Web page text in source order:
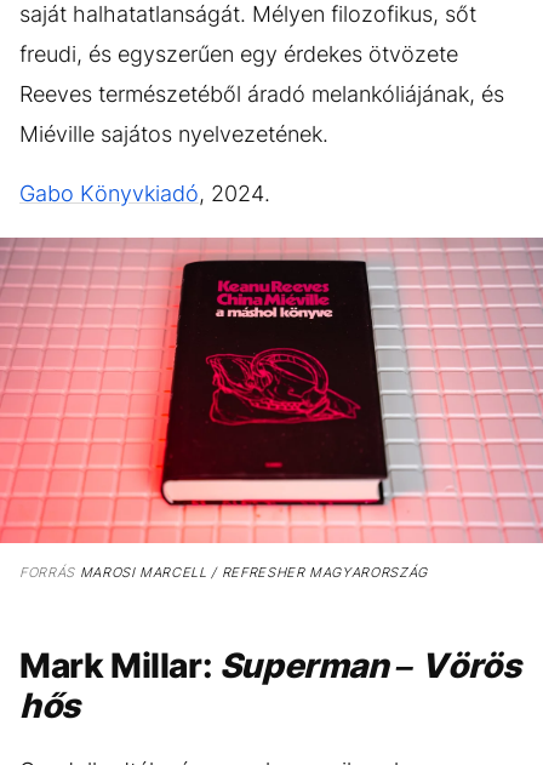
saját halhatatlanságát. Mélyen filozofikus, sőt
freudi, és egyszerűen egy érdekes ötvözete
Reeves természetéből áradó melankóliájának, és
Miéville sajátos nyelvezetének.
Gabo Könyvkiadó, 2024.
FORRÁSMAROSI MARCELL / REFRESHER MAGYARORSZÁG
Mark Millar: Superman – Vörös
hős